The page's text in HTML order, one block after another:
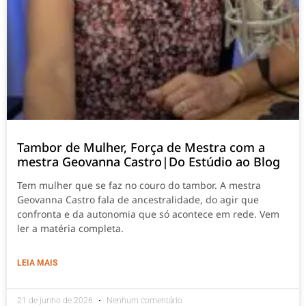
Tambor de Mulher, Força de Mestra com a
mestra Geovanna Castro|Do Estúdio ao Blog
Tem mulher que se faz no couro do tambor. A mestra
Geovanna Castro fala de ancestralidade, do agir que
confronta e da autonomia que só acontece em rede. Vem
ler a matéria completa.
LEIA MAIS
21 de junho de 2026 Nenhum comentário